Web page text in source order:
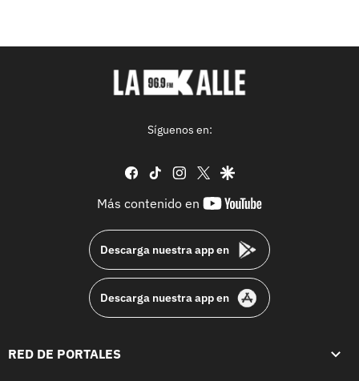
Síguenos en:
facebook
tiktok instagram
twittergoogle
Más contenido en
youtube-
Descarga nuestra app en
Descarga nuestra app en
RED DE PORTALES